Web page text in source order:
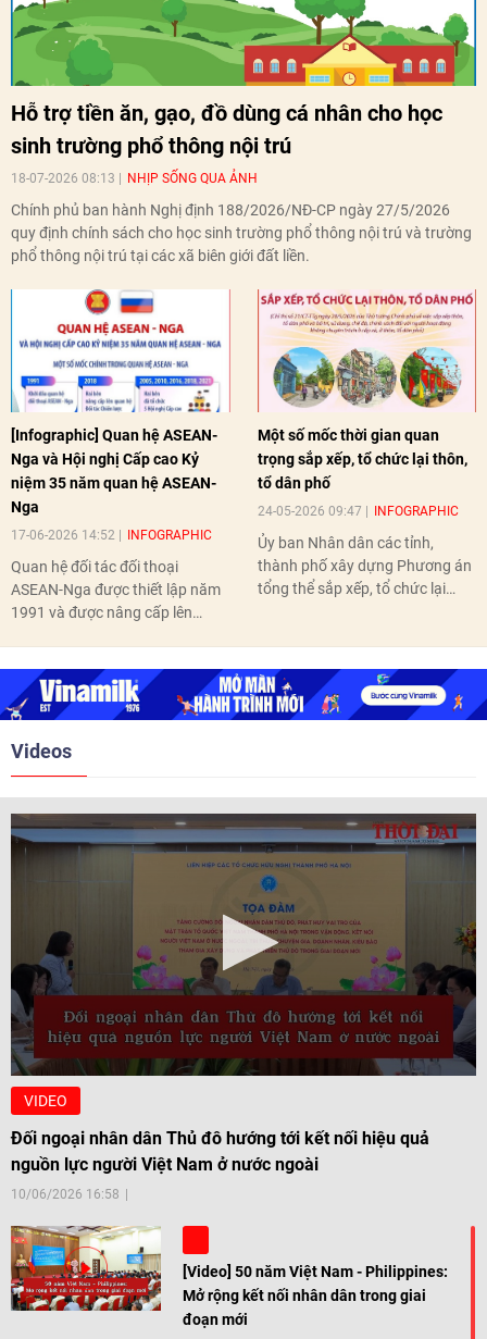
Hỗ trợ tiền ăn, gạo, đồ dùng cá nhân cho học
sinh trường phổ thông nội trú
18-07-2026 08:13 NHỊP SỐNG QUA ẢNH
Chính phủ ban hành Nghị định 188/2026/NĐ-CP ngày 27/5/2026
quy định chính sách cho học sinh trường phổ thông nội trú và trường
phổ thông nội trú tại các xã biên giới đất liền.
[Infographic] Quan hệ ASEAN-
Nga và Hội nghị Cấp cao Kỷ
niệm 35 năm quan hệ ASEAN-
Nga
17-06-2026 14:52 INFOGRAPHIC
Quan hệ đối tác đối thoại
ASEAN-Nga được thiết lập năm
1991 và được nâng cấp lên
nghị Cấp cao vào các năm 2005,
2010, 2016, 2018, 2021.
Một số mốc thời gian quan
trọng sắp xếp, tổ chức lại thôn,
tổ dân phố
24-05-2026 09:47 INFOGRAPHIC
Ủy ban Nhân dân các tỉnh,
thành phố xây dựng Phương án
tổng thể sắp xếp, tổ chức lại
Videos
VIDEO
Đối ngoại nhân dân Thủ đô hướng tới kết nối hiệu quả
nguồn lực người Việt Nam ở nước ngoài
10/06/2026 16:58
[Video] 50 năm Việt Nam - Philippines:
Mở rộng kết nối nhân dân trong giai
đoạn mới